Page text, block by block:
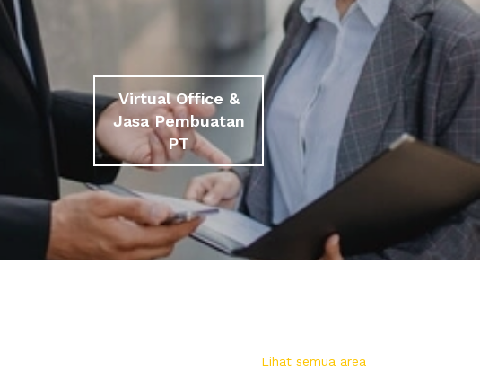
Virtual Office &
Jasa Pembuatan
PT
Lihat semua area